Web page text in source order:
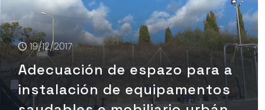
19/12/2017
Adecuación de espazo para a
instalación de equipamentos